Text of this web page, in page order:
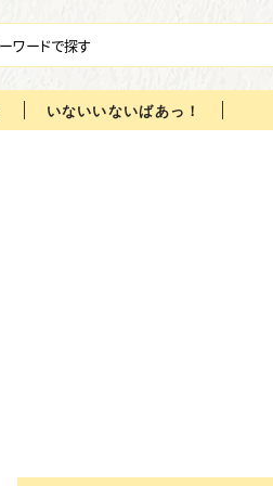
いないいないばあっ！